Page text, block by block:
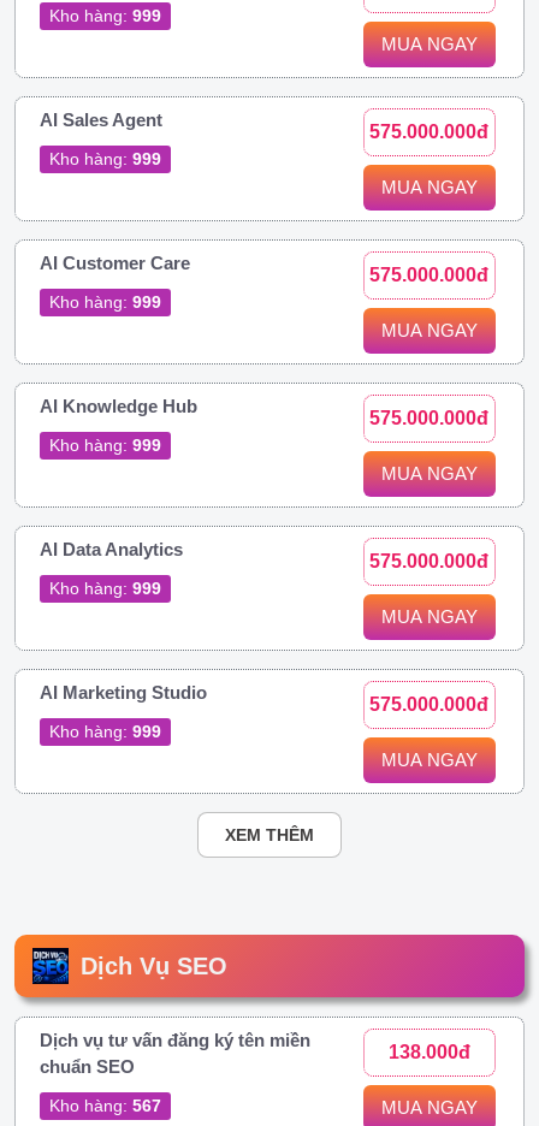
Kho hàng: 999
MUA NGAY
AI Sales Agent
Kho hàng: 999
575.000.000đ
MUA NGAY
AI Customer Care
Kho hàng: 999
575.000.000đ
MUA NGAY
AI Knowledge Hub
Kho hàng: 999
575.000.000đ
MUA NGAY
AI Data Analytics
Kho hàng: 999
575.000.000đ
MUA NGAY
AI Marketing Studio
Kho hàng: 999
575.000.000đ
MUA NGAY
XEM THÊM
Dịch Vụ SEO
Dịch vụ tư vấn đăng ký tên miền
chuẩn SEO
Kho hàng: 567
138.000đ
MUA NGAY